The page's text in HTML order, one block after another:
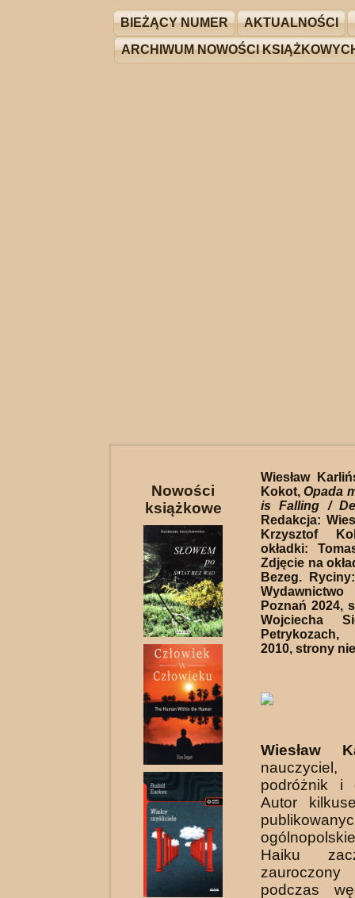
BIEŻĄCY NUMER AKTUALNOŚCI
ARCHIWUM NOWOŚCI
Nowości
książkowe
Wiesław
Kokot,Opada
is Falling /
Redakcja:
Krzysztof
okładki:
Zdjęcie na
Bezeg.
Poznań 2024,
Wojciecha
2010, strony
Wiesław
podróżnik i
Autor
Haiku
podczas